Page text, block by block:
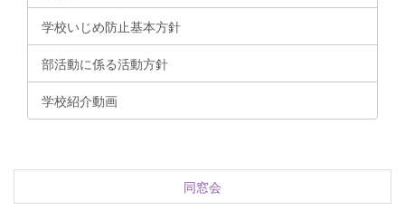
学校いじめ防止基本方針
部活動に係る活動方針
学校紹介動画
同窓会